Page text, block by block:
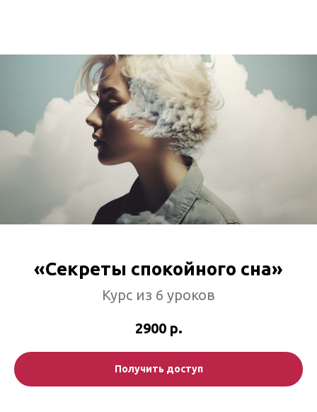
«Секреты спокойного сна»
Курс из 6 уроков
2900 р.
Получить доступ